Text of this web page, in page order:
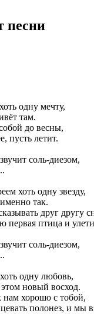
песни
одну мечту,
там.
до весны,
пусть летит.
соль-диезом,
хоть одну звезду,
так.
друг другу
первая птица и
соль-диезом,
одну любовь,
новый восход.
хорошо с тобой,
полонез, и мы